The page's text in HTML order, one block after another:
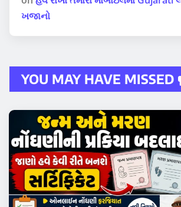
ખજાનો
YOU MAY HAVE MISSED